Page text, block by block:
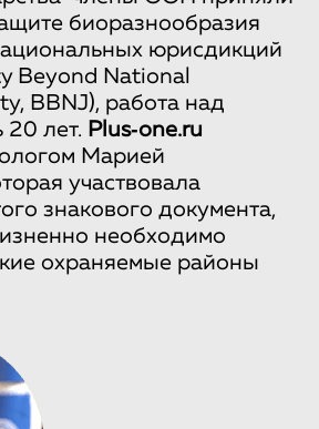
биоразнообразия
юрисдикций
Beyond National
BBNJ), работа над
20 лет. Plus‑one.ru
Марией
участвовала
знакового документа,
необходимо
охраняемые районы